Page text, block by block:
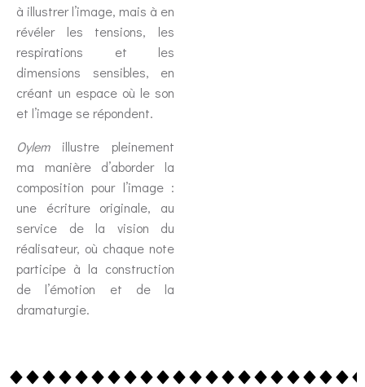
à illustrer l’image, mais à en
révéler les tensions, les
respirations et les
dimensions sensibles, en
créant un espace où le son
et l’image se répondent.
Oylemillustre pleinement
ma manière d’aborder la
composition pour l’image :
une écriture originale, au
service de la vision du
réalisateur, où chaque note
participe à la construction
de l’émotion et de la
dramaturgie.